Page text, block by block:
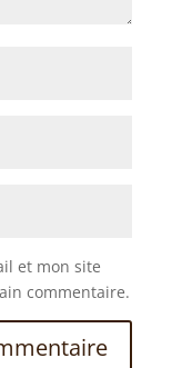
et mon site
commentaire.